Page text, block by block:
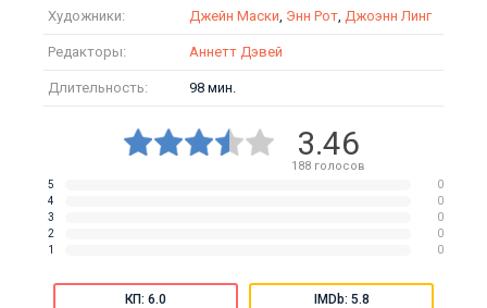
Художники: Джейн Маски, Энн Рот, Джоэнн Линг
Редакторы: Аннетт Дэвей
Длительность: 98 мин.
3.46
188голосов
5
0
4
0
3
0
2
0
1
0
КП: 6.0 IMDb: 5.8